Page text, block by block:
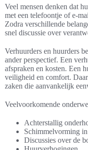
Veel mensen denken dat
met een telefoontje of e-
Zodra verschillende
snel discussie over
Verhuurders en huurders
ander perspectief. Een
afspraken en kosten. Een
veiligheid en comfort.
zaken die aanvankelijk
Veelvoorkomende
Achterstallig
Schimmelvorming
Discussies over de